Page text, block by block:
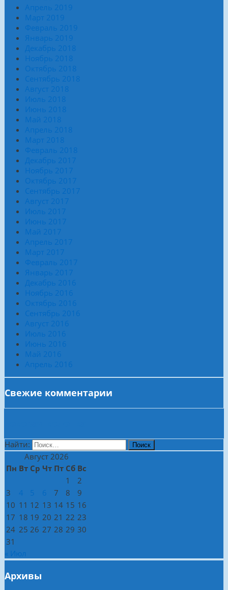
Апрель 2019
Март 2019
Февраль 2019
Январь 2019
Декабрь 2018
Ноябрь 2018
Октябрь 2018
Сентябрь 2018
Август 2018
Июль 2018
Июнь 2018
Май 2018
Апрель 2018
Март 2018
Февраль 2018
Декабрь 2017
Ноябрь 2017
Октябрь 2017
Сентябрь 2017
Август 2017
Июль 2017
Июнь 2017
Май 2017
Апрель 2017
Март 2017
Февраль 2017
Январь 2017
Декабрь 2016
Ноябрь 2016
Октябрь 2016
Сентябрь 2016
Август 2016
Июль 2016
Июнь 2016
Май 2016
Апрель 2016
Свежие комментарии
Найти:
Август 2026
Пн Вт Ср Чт Пт Сб Вс
1
2
3
4 5 6 7 8
9
10 11 12 13 14 15 16
17 18 19 20 21 22 23
24 25 26 27 28 29 30
31
« Июл
Архивы